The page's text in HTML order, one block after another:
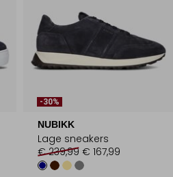
-30%
NUBIKK
Lage sneakers
€ 239,99 € 167,99